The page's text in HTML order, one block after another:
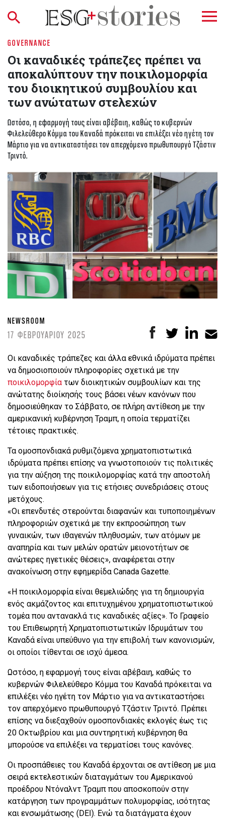
GOVERNANCE
Οι καναδικές τράπεζες πρέπει να
αποκαλύπτουν την ποικιλομορφία
του διοικητικού συμβουλίου και
των ανώτατων στελεχών
Ωστόσο, η εφαρμογή τους είναι αβέβαιη, καθώς το κυβερνών
Φιλελεύθερο Κόμμα του Καναδά πρόκειται να επιλέξει νέο ηγέτη τον
Μάρτιο για να αντικαταστήσει τον απερχόμενο πρωθυπουργό Τζάστιν
Τριντό.
NEWSROOM
17 ΦΕΒΡΟΥΑΡΙΟΥ 2025
Οι καναδικές τράπεζες και άλλα εθνικά ιδρύματα πρέπει
να δημοσιοποιούν πληροφορίες σχετικά με την
ποικιλομορφία των διοικητικών συμβουλίων και της
ανώτατης διοίκησής τους βάσει νέων κανόνων που
δημοσιεύθηκαν το Σάββατο, σε πλήρη αντίθεση με την
αμερικανική κυβέρνηση Τραμπ, η οποία τερματίζει
τέτοιες πρακτικές.
Τα ομοσπονδιακά ρυθμιζόμενα χρηματοπιστωτικά
ιδρύματα πρέπει επίσης να γνωστοποιούν τις πολιτικές
για την αύξηση της ποικιλομορφίας κατά την αποστολή
των ειδοποιήσεων για τις ετήσιες συνεδριάσεις στους
μετόχους.
«Οι επενδυτές στερούνται διαφανών και τυποποιημένων
πληροφοριών σχετικά με την εκπροσώπηση των
γυναικών, των ιθαγενών πληθυσμών, των ατόμων με
αναπηρία και των μελών ορατών μειονοτήτων σε
ανώτερες ηγετικές θέσεις», αναφέρεται στην
ανακοίνωση στην εφημερίδα Canada Gazette.
«Η ποικιλομορφία είναι θεμελιώδης για τη δημιουργία
ενός ακμάζοντος και επιτυχημένου χρηματοπιστωτικού
τομέα που αντανακλά τις καναδικές αξίες». Το Γραφείο
του Επιθεωρητή Χρηματοπιστωτικών Ιδρυμάτων του
Καναδά είναι υπεύθυνο για την επιβολή των κανονισμών,
οι οποίοι τίθενται σε ισχύ άμεσα.
Ωστόσο, η εφαρμογή τους είναι αβέβαιη, καθώς το
κυβερνών Φιλελεύθερο Κόμμα του Καναδά πρόκειται να
επιλέξει νέο ηγέτη τον Μάρτιο για να αντικαταστήσει
τον απερχόμενο πρωθυπουργό Τζάστιν Τριντό. Πρέπει
επίσης να διεξαχθούν ομοσπονδιακές εκλογές έως τις
20 Οκτωβρίου και μια συντηρητική κυβέρνηση θα
μπορούσε να επιλέξει να τερματίσει τους κανόνες.
Οι προσπάθειες του Καναδά έρχονται σε αντίθεση με μια
σειρά εκτελεστικών διαταγμάτων του Αμερικανού
προέδρου Ντόναλντ Τραμπ που αποσκοπούν στην
κατάργηση των προγραμμάτων πολυμορφίας, ισότητας
και ενσωμάτωσης (DEI). Ενώ τα διατάγματα έχουν